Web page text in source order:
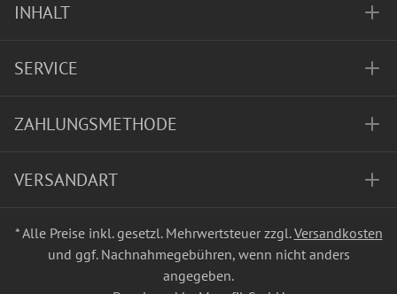
INHALT
SERVICE
ZAHLUNGSMETHODE
VERSANDART
* Alle Preise inkl. gesetzl. Mehrwertsteuer zzgl.Versandkosten
und ggf. Nachnahmegebühren, wenn nicht anders
angegeben.